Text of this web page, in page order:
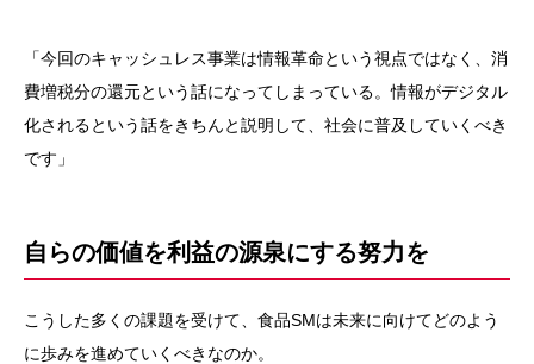
「今回のキャッシュレス事業は情報革命という視点ではなく、消
費増税分の還元という話になってしまっている。情報がデジタル
化されるという話をきちんと説明して、社会に普及していくべき
です」
自らの価値を利益の源泉にする努力を
こうした多くの課題を受けて、食品SMは未来に向けてどのよう
に歩みを進めていくべきなのか。